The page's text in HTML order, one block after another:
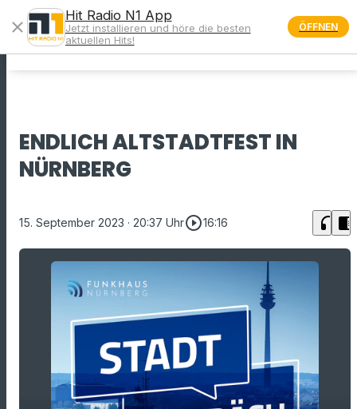
menu
ENDLICH ALTSTADTFEST IN
NÜRNBERG
15. September 2023 · 20:37 Uhrplay_circle_outline16:16 headphones chrome_reader_mode
close
Hit Radio N1 App
Jetzt installieren und höre die besten
aktuellen Hits!
ÖFFNEN